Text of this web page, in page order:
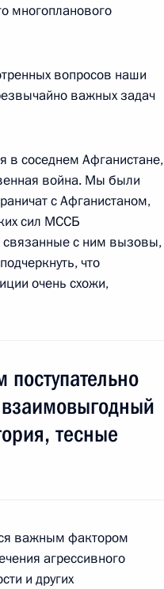
с Днём
многопланового
вопросов наши
важных задач
в соседнем Афганистане,
война. Мы были
с Афганистаном,
сил МССБ
связанные с ним вызовы,
что
очень схожи,
тесные
важным фактором
агрессивного
и других